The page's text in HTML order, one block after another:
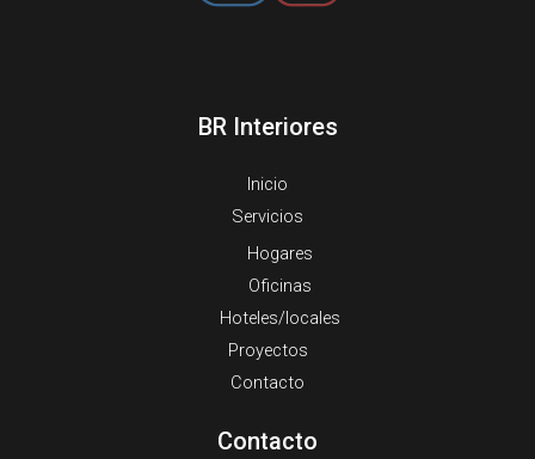
BR Interiores
Inicio
Servicios
Hogares
Oficinas
Hoteles/locales
Proyectos
Contacto
Contacto